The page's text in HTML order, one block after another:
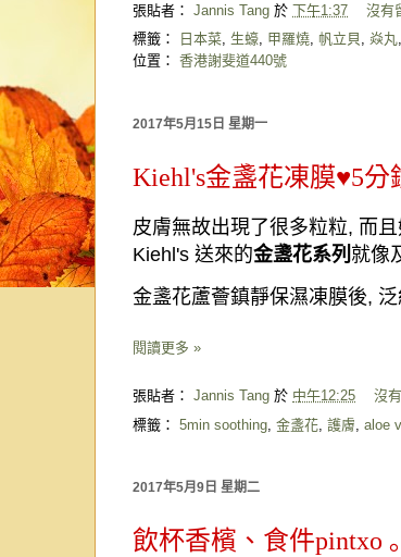
張貼者： Jannis Tang 於 下午1:37
沒有
標籤：
日本菜, 生蠔, 甲羅燒, 帆立貝 , 焱丸,
位置： 香港謝斐道440號
2017年5月15日 星期一
Kiehl's金盞花凍膜♥5分
皮膚無故出現了很多粒粒, 而
Kiehl's 送來的金盞花系列 就像
金盞花蘆薈鎮靜保濕凍膜後,
閱讀更多 »
張貼者： Jannis Tang 於 中午12:25
沒
標籤： 5min soothing, 金盞花, 護膚, aloe
2017年5月9日 星期二
飲杯香檳、食件pintxo